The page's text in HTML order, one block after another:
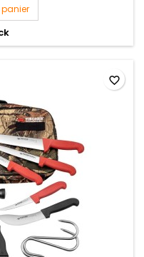
favorite_border